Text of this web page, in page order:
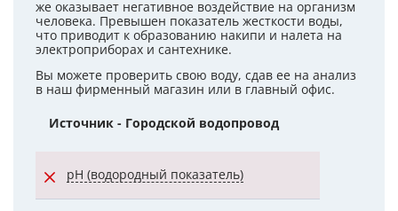
же оказывает негативное воздействие на организм
человека. Превышен показатель жесткости воды,
что приводит к образованию накипи и налета на
электроприборах и сантехнике.
Вы можете проверить свою воду, сдав ее на анализ
в наш фирменный магазин или в главный офис.
Источник - Городской водопровод
pH (водородный показатель)